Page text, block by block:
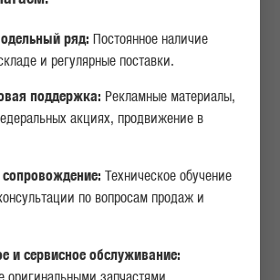
заявку на электронную почту
ряд: Постоянное наличие
и регулярные поставки.
поддержка: Рекламные материалы,
акциях, продвижение в
Техническое обучение
по вопросам продаж и
и сервисное обслуживание:
оригинальными запчастями.